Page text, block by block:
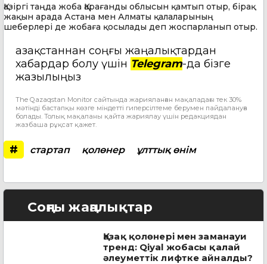
Қазіргі таңда жоба Қарағанды облысын қамтып отыр, бірақ
жақын арада Астана мен Алматы қалаларының
шеберлері де жобаға қосылады деп жоспарланып отыр.
Қазақстаннан соңғы жаңалықтардан
хабардар болу үшін Telegram-да бізге
жазылыңыз
The Qazaqstan Monitor сайтында жарияланған мақаладағы тек 30%
мәтінді бастапқы көзге міндетті гиперсілтеме берумен пайдалануға
болады. Толық мақаланы қайта жариялау үшін редакциядан
жазбаша рұқсат қажет.
# стартап қолөнер ұлттық өнім
Соңғы жаңалықтар
Қазақ қолөнері мен заманауи
тренд: Qiyal жобасы қалай
әлеуметтік лифтке айналды?